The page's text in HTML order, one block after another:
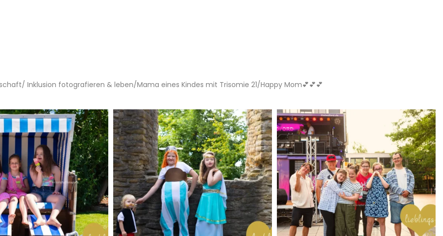
Inklusion fotografieren & leben/Mama eines Kindes mit Trisomie 21/Happy Mom💕💕💕